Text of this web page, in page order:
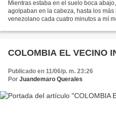
Mientras estaba en el suelo boca
agolpaban en la cabeza, hasta los
venezolano cada cuatro minutos a mí
COLOMBIA EL VECINO
Publicado en 11/06/p. m. 23:26
Por Juandemaro Querales